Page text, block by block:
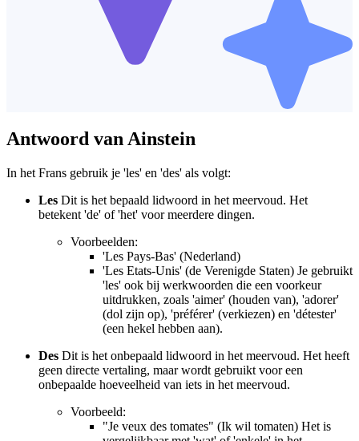
Antwoord van Ainstein
In het Frans gebruik je 'les' en 'des' als volgt:
Les Dit is het bepaald lidwoord in het meervoud. Het
betekent 'de' of 'het' voor meerdere dingen.
Voorbeelden:
'Les Pays-Bas' (Nederland)
'Les Etats-Unis' (de Verenigde Staten) Je gebruikt
'les' ook bij werkwoorden die een voorkeur
uitdrukken, zoals 'aimer' (houden van), 'adorer'
(dol zijn op), 'préférer' (verkiezen) en 'détester'
(een hekel hebben aan).
Des Dit is het onbepaald lidwoord in het meervoud. Het heeft
geen directe vertaling, maar wordt gebruikt voor een
onbepaalde hoeveelheid van iets in het meervoud.
Voorbeeld:
"Je veux des tomates" (Ik wil tomaten) Het is